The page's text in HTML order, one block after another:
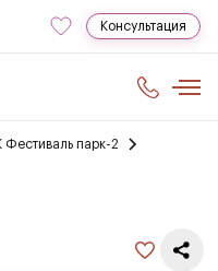
Консультация
Фестиваль парк-2